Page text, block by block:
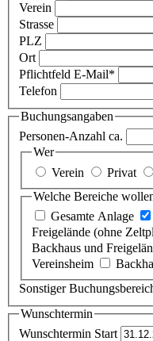
Verein
Strasse
PLZ
Ort
Pflichtfeld E-Mail*
Telefon
Buchungsangaben
Personen-Anzahl ca.
Wer
Verein
Privat
Welche Bereiche
Gesamte Anlage
Freigelände (ohne
Backhaus und
Vereinsheim
Sonstiger
Wunschtermin
Wunschtermin Start